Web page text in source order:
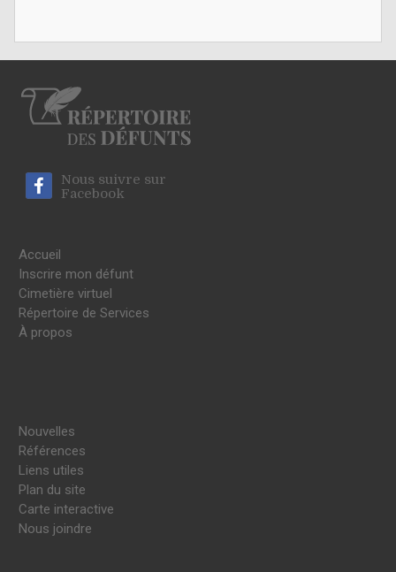
Nous suivre sur
Facebook
Accueil
Inscrire mon défunt
Cimetière virtuel
Répertoire de Services
À propos
Nouvelles
Références
Liens utiles
Plan du site
Carte interactive
Nous joindre